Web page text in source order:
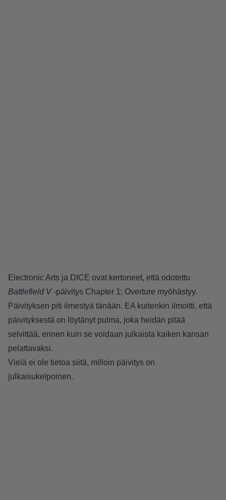
Electronic Arts ja DICE ovat kertoneet, että odotettu
Battlefield V-päivitys Chapter 1: Overture myöhästyy.
Päivityksen piti ilmestyä tänään. EA kuitenkin ilmoitti, että
päivityksestä on löytänyt pulma, joka heidän pitää
selvittää, ennen kuin se voidaan julkaista kaiken kansan
pelattavaksi.
Vielä ei ole tietoa siitä, milloin päivitys on
julkaisukelpoinen.